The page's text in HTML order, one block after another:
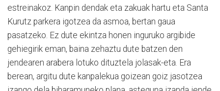
estreinakoz. Kanpin dendak eta zakuak hartu eta Santa
Kurutz parkera igotzea da asmoa, bertan gaua
pasatzeko. Ez dute ekintza honen inguruko argibide
gehiegirik eman, baina zehaztu dute batzen den
jendearen arabera lotuko dituztela jolasak-eta. Era
berean, argitu dute kanpalekua goizean goiz jasotzea